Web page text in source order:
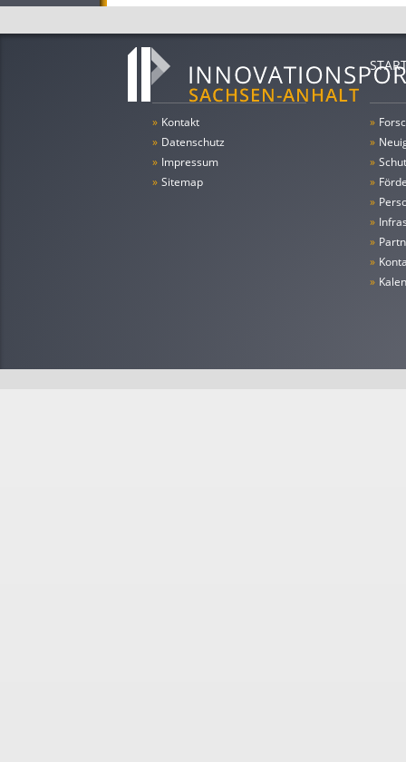
» Kontakt
» Datenschutz
» Impressum
» Sitemap
»
»
»
»
»
»
»
»
»